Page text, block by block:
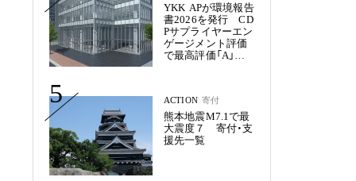
YKK APが環境報告
書2026を発行 CD
Pサプライヤーエン
ゲージメント評価
で最高評価「A」を
5 ACTION 寄付
熊本地震M7.1で最
大震度７ 寄付・支
援先一覧